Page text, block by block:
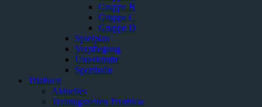
Gruppe B
Gruppe C
Gruppe D
Spielplan
Verpflegung
Unterkünfte
Sporthalle
Triathlon
Aktuelles
Trainingszeiten Triathlon